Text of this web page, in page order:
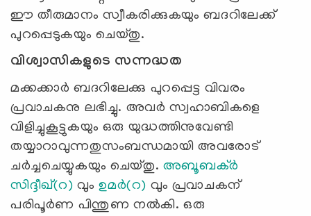
ഈ തീരുമാനം സ്വീകരിക്കുകയും ബദറിലേക്ക്
പുറപ്പെടുകയും ചെയ്തു.
വിശ്വാസികളുടെ സന്നദ്ധത
മക്കക്കാര്‍ ബദറിലേക്കു പുറപ്പെട്ട വിവരം
പ്രവാചകനു ലഭിച്ചു. അവര്‍ സ്വഹാബികളെ
വിളിച്ചുകൂട്ടുകയും ഒരു യുദ്ധത്തിനുവേണ്ടി
തയ്യാറാവുന്നതുസംബന്ധമായി അവരോട്
ചര്‍ച്ചചെയ്യുകയും ചെയ്തു. അബൂബക്ര്‍
സിദ്ദീഖ്(റ)വുംഉമര്‍(റ) വും പ്രവാചകന്
പരിപൂര്‍ണ പിന്തുണ നല്‍കി. ഒരു